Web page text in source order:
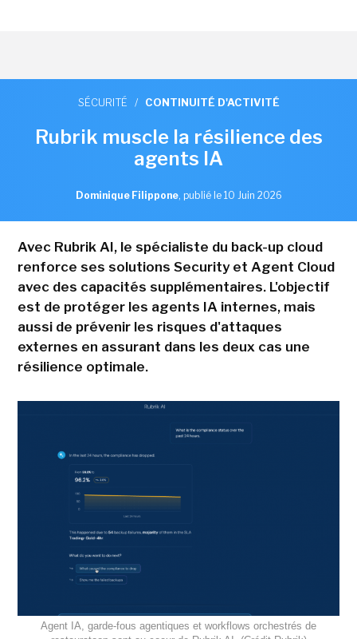
SÉCURITÉ / CONTINUITÉ D'ACTIVITÉ
Rubrik muscle la résilience des
agents IA
Dominique Filippone, publié le 10 Juin 2026
Avec Rubrik AI, le spécialiste du back-up cloud
renforce ses solutions Security et Agent Cloud
avec des capacités supplémentaires. L'objectif
est de protéger les agents IA internes, mais
aussi de prévenir les risques d'attaques
externes en assurant dans les deux cas une
résilience optimale.
Agent IA, garde-fous agentiques et workflows orchestrés de